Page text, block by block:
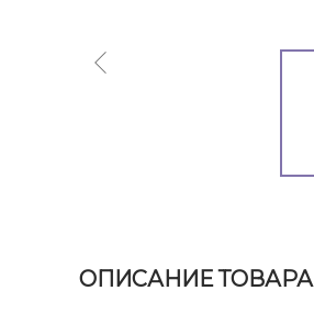
ОПИСАНИЕ ТОВАРА